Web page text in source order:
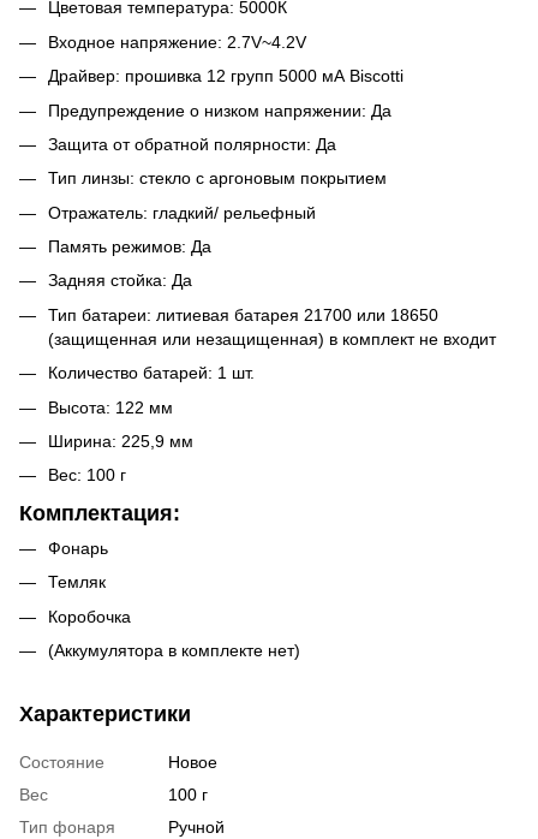
Цветовая температура: 5000К
Входное напряжение: 2.7V~4.2V
Драйвер: прошивка 12 групп 5000 мА Biscotti
Предупреждение о низком напряжении: Да
Защита от обратной полярности: Да
Тип линзы: стекло с аргоновым покрытием
Отражатель: гладкий/ рельефный
Память режимов: Да
Задняя стойка: Да
Тип батареи: литиевая батарея 21700 или 18650
(защищенная или незащищенная) в комплект не входит
Количество батарей: 1 шт.
Высота: 122 мм
Ширина: 225,9 мм
Вес: 100 г
Комплектация:
Фонарь
Темляк
Коробочка
(Аккумулятора в комплекте нет)
Характеристики
Состояние
Новое
Вес
100 г
Тип фонаря
Ручной